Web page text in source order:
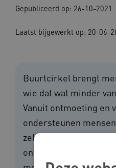
Gepubliceerd op: 26-10-2021
Laatst bijgewerkt op: 20-06-
Buurtcirkel brengt
wie dat wat minder
Vanuit ontmoeting en
ondersteunen
zelfvertrouwen
ontwikkelen zich en